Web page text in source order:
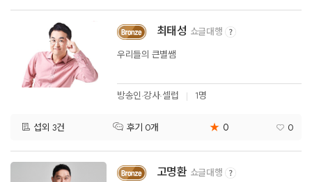
최태성 쇼글대행
우리들의 큰별쌤
방송인·강사·셀럽 1명
섭외 3건 후기 0개 ★ 0 0
고명환 쇼글대행